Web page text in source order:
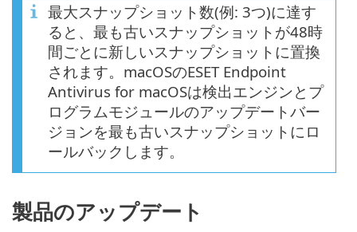
最大スナップショット数(例: 3つ)に達す
ると、最も古いスナップショットが48時
間ごとに新しいスナップショットに置換
されます。macOSのESET Endpoint
Antivirus for macOSは検出エンジンとプ
ログラムモジュールのアップデートバー
ジョンを最も古いスナップショットにロ
ールバックします。
製品のアップデート